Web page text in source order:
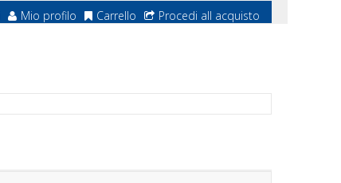
Mio profilo Carrello Procedi all acquisto